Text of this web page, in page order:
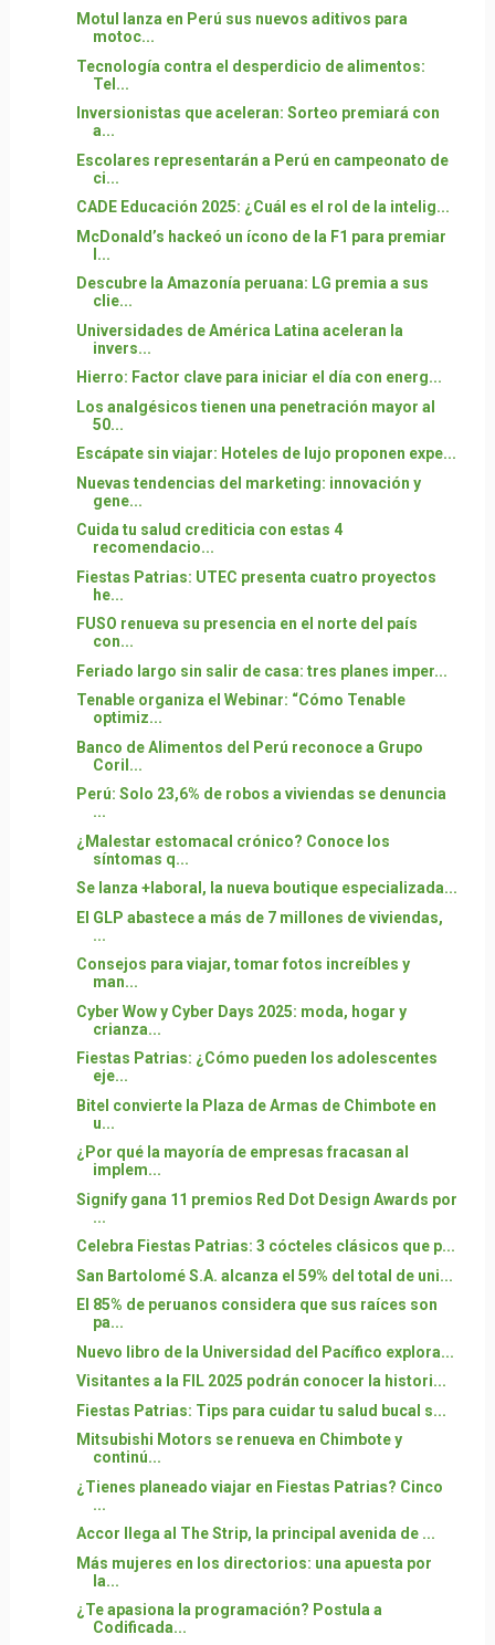
Motul lanza en Perú sus nuevos aditivos para
motoc...
Tecnología contra el desperdicio de alimentos:
Tel...
Inversionistas que aceleran: Sorteo premiará con
a...
Escolares representarán a Perú en campeonato de
ci...
CADE Educación 2025: ¿Cuál es el rol de la intelig...
McDonald’s hackeó un ícono de la F1 para premiar
l...
Descubre la Amazonía peruana: LG premia a sus
clie...
Universidades de América Latina aceleran la
invers...
Hierro: Factor clave para iniciar el día con energ...
Los analgésicos tienen una penetración mayor al
50...
Escápate sin viajar: Hoteles de lujo proponen expe...
Nuevas tendencias del marketing: innovación y
gene...
Cuida tu salud crediticia con estas 4
recomendacio...
Fiestas Patrias: UTEC presenta cuatro proyectos
he...
FUSO renueva su presencia en el norte del país
con...
Feriado largo sin salir de casa: tres planes imper...
Tenable organiza el Webinar: “Cómo Tenable
optimiz...
Banco de Alimentos del Perú reconoce a Grupo
Coril...
Perú: Solo 23,6% de robos a viviendas se denuncia
...
¿Malestar estomacal crónico? Conoce los
síntomas q...
Se lanza +laboral, la nueva boutique especializada...
El GLP abastece a más de 7 millones de viviendas,
...
Consejos para viajar, tomar fotos increíbles y
man...
Cyber Wow y Cyber Days 2025: moda, hogar y
crianza...
Fiestas Patrias: ¿Cómo pueden los adolescentes
eje...
Bitel convierte la Plaza de Armas de Chimbote en
u...
¿Por qué la mayoría de empresas fracasan al
implem...
Signify gana 11 premios Red Dot Design Awards por
...
Celebra Fiestas Patrias: 3 cócteles clásicos que p...
San Bartolomé S.A. alcanza el 59% del total de uni...
El 85% de peruanos considera que sus raíces son
pa...
Nuevo libro de la Universidad del Pacífico explora...
Visitantes a la FIL 2025 podrán conocer la histori...
Fiestas Patrias: Tips para cuidar tu salud bucal s...
Mitsubishi Motors se renueva en Chimbote y
continú...
¿Tienes planeado viajar en Fiestas Patrias? Cinco
...
Accor llega al The Strip, la principal avenida de ...
Más mujeres en los directorios: una apuesta por
la...
¿Te apasiona la programación? Postula a
Codificada...